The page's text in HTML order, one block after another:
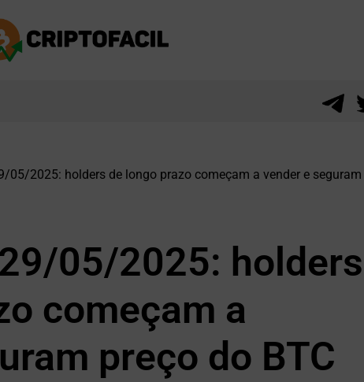
05/2025: holders de longo prazo começam a vender e seguram
05/2025: holders
começam a
preço do BTC